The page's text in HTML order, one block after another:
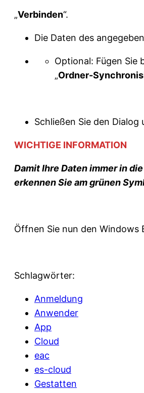
„Verbinden“.
Die Daten des
Optional: Fügen Sie
„Ordner-
Schließen Sie den
WICHTIGE INFORMATION
Damit Ihre Daten immer in
erkennen Sie am grünen
Öffnen Sie nun den
Schlagwörter:
Anmeldung
Anwender
App
Cloud
eac
es-cloud
Gestatten